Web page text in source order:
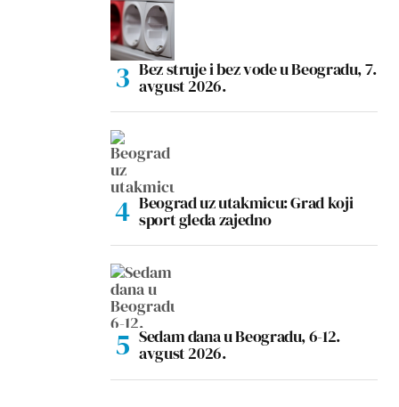
Bez struje i bez vode u Beogradu, 7.
avgust 2026.
Beograd uz utakmicu: Grad koji
sport gleda zajedno
Sedam dana u Beogradu, 6-12.
avgust 2026.